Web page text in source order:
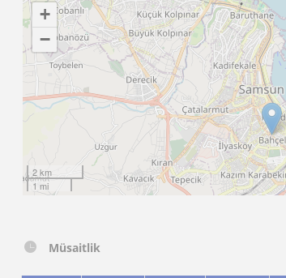
+
−
2 km
1 mi
Müsaitlik